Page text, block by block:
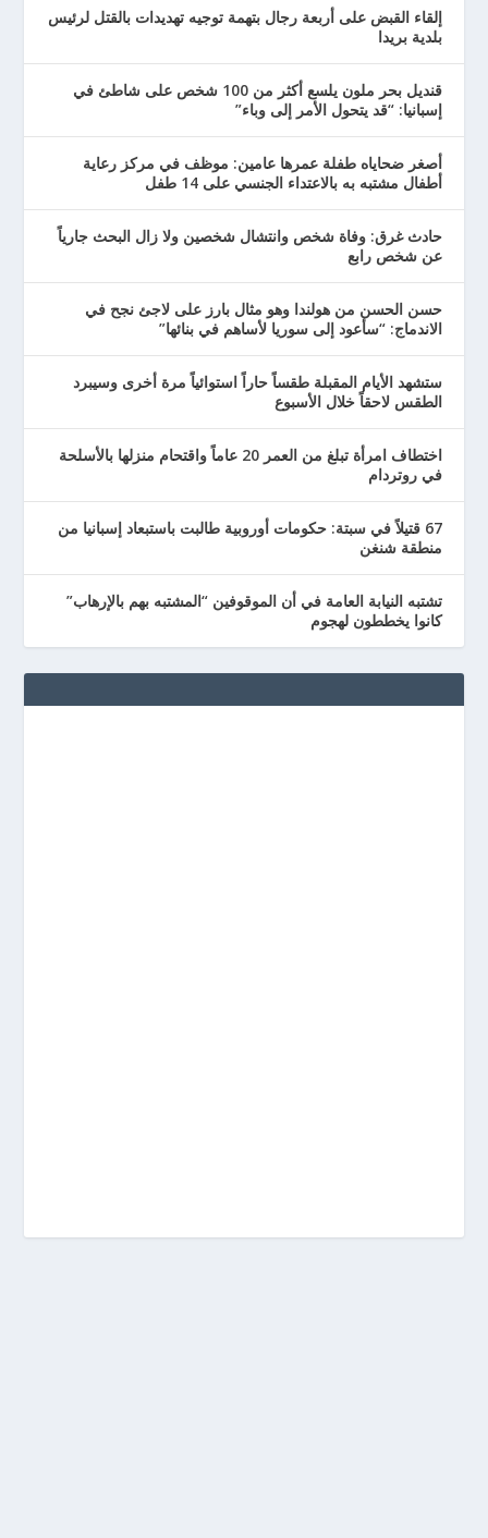
إلقاء القبض على أربعة رجال بتهمة توجيه تهديدات بالقتل لرئيس
بلدية بريدا
قنديل بحر ملون يلسع أكثر من 100 شخص على شاطئ في
إسبانيا: “قد يتحول الأمر إلى وباء”
أصغر ضحاياه طفلة عمرها عامين: موظف في مركز رعاية
أطفال مشتبه به بالاعتداء الجنسي على 14 طفل
حادث غرق: وفاة شخص وانتشال شخصين ولا زال البحث جارياً
عن شخص رابع
حسن الحسن من هولندا وهو مثال بارز على لاجئ نجح في
الاندماج: “سأعود إلى سوريا لأساهم في بنائها”
ستشهد الأيام المقبلة طقساً حاراً استوائياً مرة أخرى وسيبرد
الطقس لاحقاً خلال الأسبوع
اختطاف امرأة تبلغ من العمر 20 عاماً واقتحام منزلها بالأسلحة
في روتردام
67 قتيلاً في سبتة: حكومات أوروبية طالبت باستبعاد إسبانيا من
منطقة شنغن
تشتبه النيابة العامة في أن الموقوفين “المشتبه بهم بالإرهاب”
كانوا يخططون لهجوم